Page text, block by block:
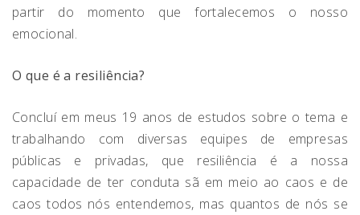
partir do momento que fortalecemos o nosso
emocional.
O que é a resiliência?
Concluí em meus 19 anos de estudos sobre o tema e
trabalhando com diversas equipes de empresas
públicas e privadas, que resiliência é a nossa
capacidade de ter conduta sã em meio ao caos e de
caos todos nós entendemos, mas quantos de nós se